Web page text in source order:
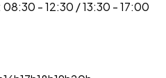
08:30 - 12:30 / 13:30 - 17:00